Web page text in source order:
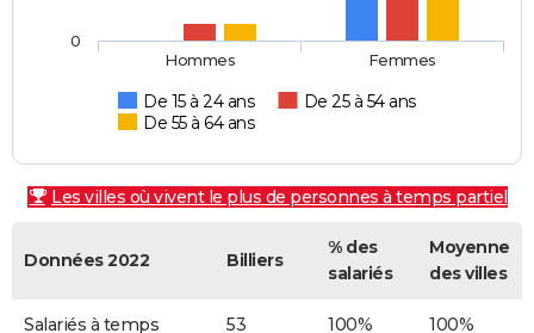
De 15 à 24 ans
De 25 à 54 ans
De 55 à 64 ans
Hommes Femmes
0
Les villes où vivent le plus de personnes à temps partiel
Données 2022 Billiers
% des
salariés
Moyenne
des villes
Salariés à temps
53 100% 100%